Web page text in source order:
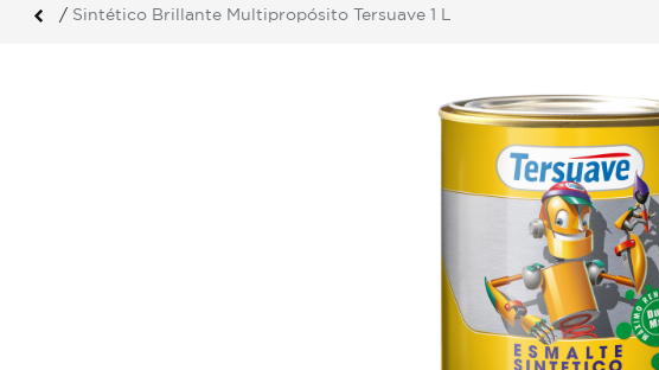
/ Sintético Brillante Multipropósito Tersuave 1 L